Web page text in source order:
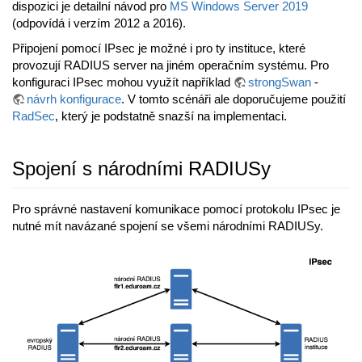
dispozici je detailní návod pro MS Windows Server 2019
(odpovídá i verzím 2012 a 2016).
Připojení pomocí IPsec je možné i pro ty instituce, které
provozují RADIUS server na jiném operačním systému. Pro
konfiguraci IPsec mohou využít například
strongSwan -
návrh konfigurace. V tomto scénáři ale doporučujeme použití
RadSec, který je podstatně snazší na implementaci.
Spojení s národními RADIUSy
Pro správné nastavení komunikace pomocí protokolu IPsec je
nutné mít navázané spojení se všemi národními RADIUSy.